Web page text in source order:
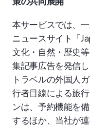
本サービスでは、
ニュースサイト「
文化・自然・歴史
集記事広告を発信
トラベルの外国人
行者目線による旅
ンは、予約機能を
するほか、当社が